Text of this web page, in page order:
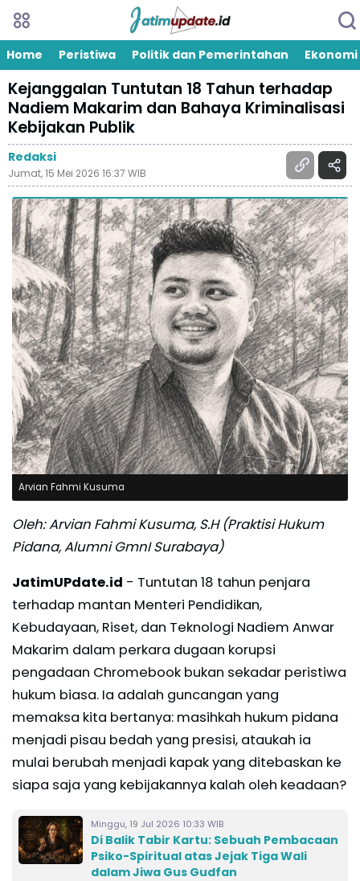
Home Peristiwa Politik dan Pemerintahan Ekonomi
Kejanggalan Tuntutan 18 Tahun terhadap
Nadiem Makarim dan Bahaya Kriminalisasi
Kebijakan Publik
Redaksi
Jumat, 15 Mei 2026 16:37 WIB
Arvian Fahmi Kusuma
Oleh: Arvian Fahmi Kusuma, S.H (Praktisi Hukum
Pidana, Alumni GmnI Surabaya)
JatimUPdate.id - Tuntutan 18 tahun penjara
terhadap mantan Menteri Pendidikan,
Kebudayaan, Riset, dan Teknologi Nadiem Anwar
Makarim dalam perkara dugaan korupsi
pengadaan Chromebook bukan sekadar peristiwa
hukum biasa. Ia adalah guncangan yang
memaksa kita bertanya: masihkah hukum pidana
menjadi pisau bedah yang presisi, ataukah ia
mulai berubah menjadi kapak yang ditebaskan ke
siapa saja yang kebijakannya kalah oleh keadaan?
Minggu, 19 Jul 2026 10:33 WIB
Di Balik Tabir Kartu: Sebuah Pembacaan
Psiko-Spiritual atas Jejak Tiga Wali
dalam Jiwa Gus Gudfan